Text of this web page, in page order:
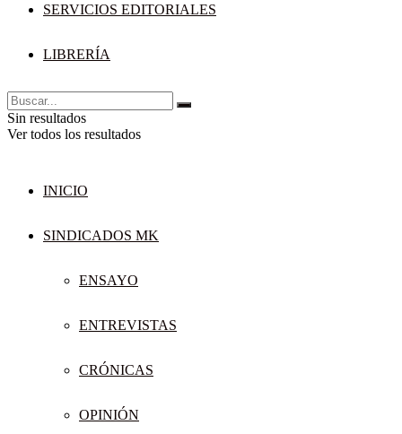
SERVICIOS EDITORIALES
LIBRERÍA
Sin resultados
Ver todos los resultados
INICIO
SINDICADOS MK
ENSAYO
ENTREVISTAS
CRÓNICAS
OPINIÓN